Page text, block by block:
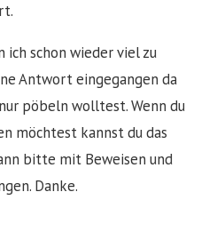
ich schon wieder viel zu
Antwort eingegangen da
pöbeln wolltest. Wenn du
möchtest kannst du das
bitte mit Beweisen und
Danke.